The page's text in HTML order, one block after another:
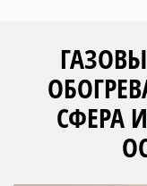
СФЕРА